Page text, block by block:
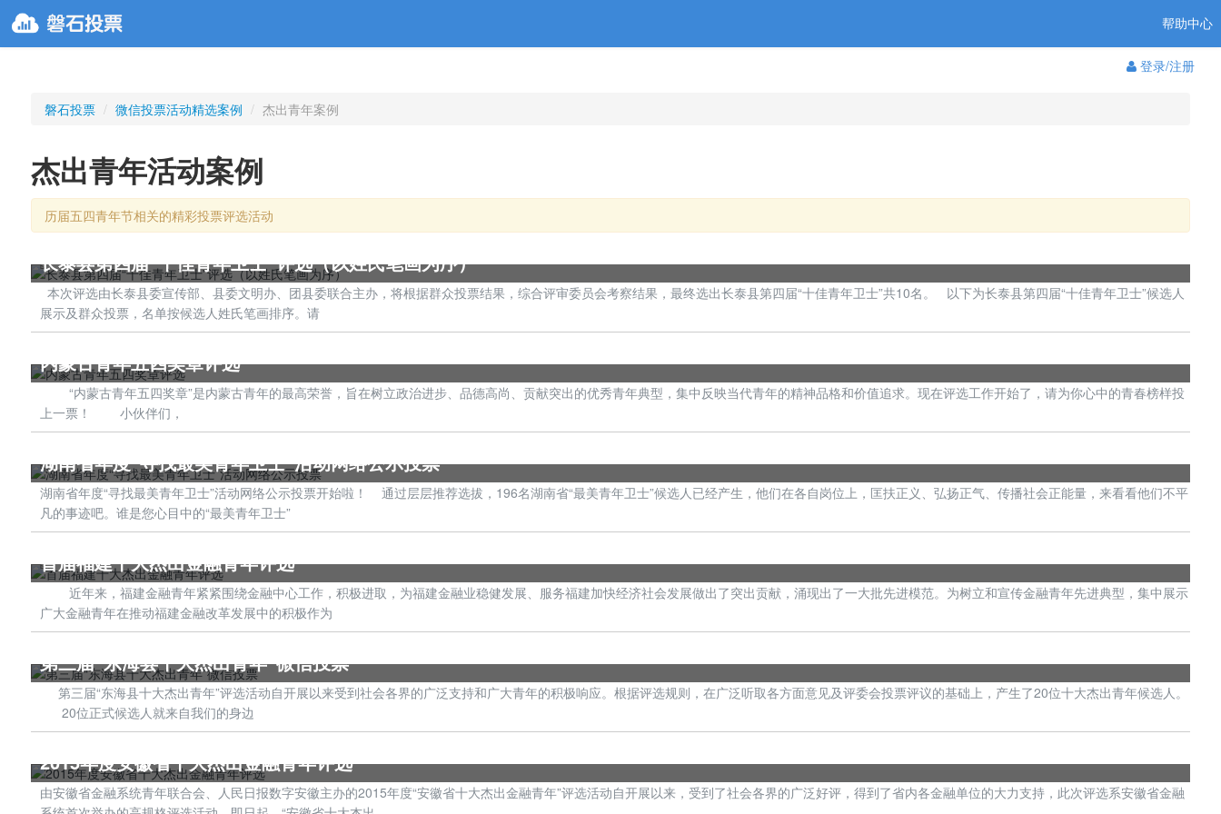
帮助中心
登录/注册
磐石投票 / 微信投票活动精选案例 / 杰出青年案例
杰出青年活动案例
历届五四青年节相关的精彩投票评选活动
长泰县第四届“十佳青年卫士”评选（以姓氏笔画为序）
本次评选由长泰县委宣传部、县委文明办、团县委联合主办，将根据群众投票结果，综合评审委员会考察结果，最终选出长泰县第四届“十佳青年卫士”共10名。 以下为长泰县第四届“十佳青年卫士”候选人
展示及群众投票，名单按候选人姓氏笔画排序。请
内蒙古青年五四奖章评选
‍‍‍‍‍‍ “内蒙古青年五四奖章”是内蒙古青年的最高荣誉，旨在树立政治进步、品德高尚、贡献突出的优秀青年典型，集中反映当代青年的精神品格和价值追求。现在评选工作开始了，请为你心中的青春榜样投
上一票！ 小伙伴们，
湖南省年度“寻找最美青年卫士”活动网络公示投票
‍‍湖南省年度“寻找最美青年卫士”活动网络公示投票开始啦！ 通过层层推荐选拔，196名湖南省“最美青年卫士”候选人已经产生，他们在各自岗位上，匡扶正义、弘扬正气、传播社会正能量，来看看他们不平
凡的事迹吧。谁是您心目中的“最美青年卫士”
首届福建十大杰出金融青年评选
‍ 近年来，福建金融青年紧紧围绕金融中心工作，积极进取，为福建金融业稳健发展、服务福建加快经济社会发展做出了突出贡献，涌现出了一大批先进模范。为树立和宣传金融青年先进典型，集中展示
广大金融青年在推动福建金融改革发展中的积极作为
第三届“东海县十大杰出青年”微信投票
第三届“东海县十大杰出青年”评选活动自开展以来受到社会各界的广泛支持和广大青年的积极响应。根据评选规则，在广泛听取各方面意见及评委会投票评议的基础上，产生了20位十大杰出青年候选人。
20位正式候选人就来自我们的身边
2015年度安徽省十大杰出金融青年评选
由安徽省金融系统青年联合会、人民日报数字安徽主办的2015年度“安徽省十大杰出金融青年”评选活动自开展以来，受到了社会各界的广泛好评，得到了省内各金融单位的大力支持，此次评选系安徽省金融